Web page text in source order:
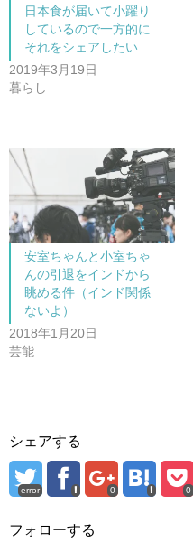
有
(
新
し
い
ウ
ィ
ン
ド
ク
リ
ッ
ク
し
て
く
ィ
ン
ド
ウ
で
開
き
ま
す
)
日本食が届いて小躍り
しているので一方的に
それをシェアしたい
2019年3月19日
暮らし
安室ちゃんと小室ちゃ
んの引退をインドから
眺める件（インド関係
ないよ）
2018年1月20日
芸能
シェアする
error 0 0
フォローする